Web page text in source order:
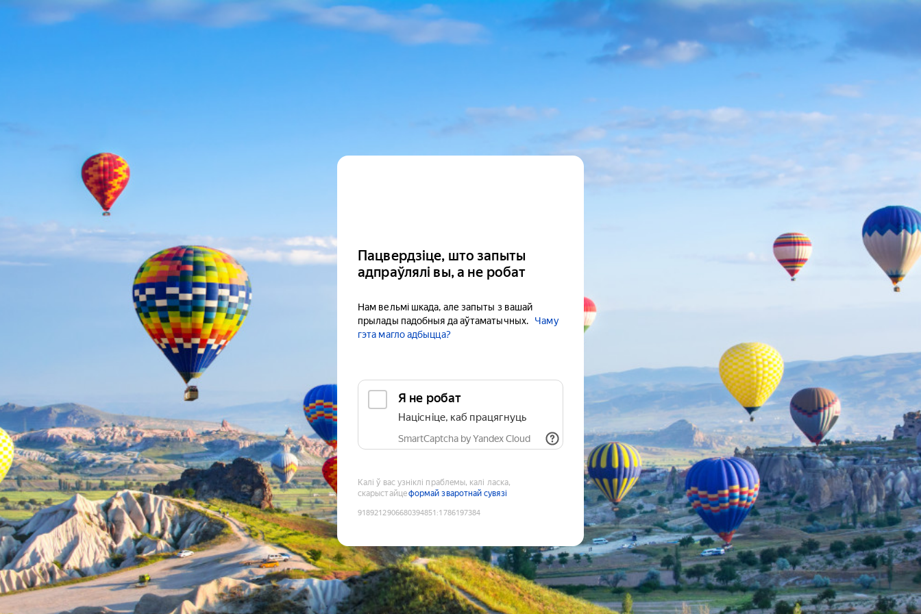
Пацвердзіце, што запыты
адпраўлялі вы, а не робат
Нам вельмі шкада, але запыты з вашай
прылады падобныя да аўтаматычных.
Чаму
гэта магло адбыцца?
Я не робат
Націсніце, каб працягнуць
SmartCaptcha by Yandex Cloud
Калі ў вас узніклі праблемы, калі ласка,
скарыстайцеформай зваротнай сувязі
9189212906680394851 :1786197384